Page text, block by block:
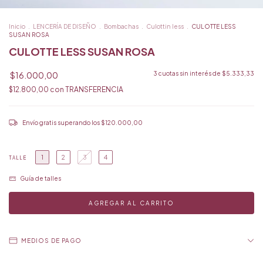
Inicio LENCERÍA DE DISEÑO Bombachas Culottin less
CULOTTE LESS
SUSAN ROSA
CULOTTE LESS SUSAN ROSA
$16.000,00 3 cuotas sin interés de $5.333,33
$12.800,00 con TRANSFERENCIA
Envío gratis superando los $120.000,00
TALLE 1 2 3 4
Guía de talles
MEDIOS DE PAGO